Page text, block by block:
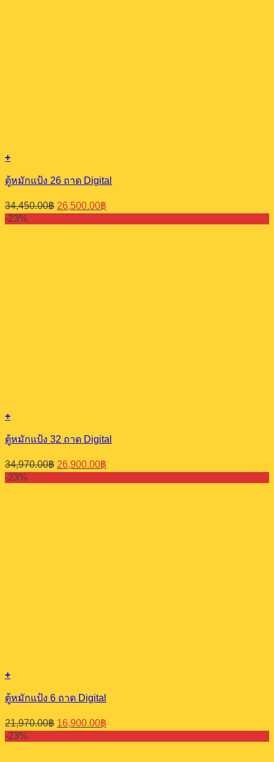
+
ตู้หมักแป้ง 26 ถาด Digital
34,450.00฿ Original
price
was:
26,500.00฿
price
is:
-23%
+
ตู้หมักแป้ง 32 ถาด Digital
34,970.00฿ Original
price
was:
26,900.00฿
price
is:
-23%
+
ตู้หมักแป้ง 6 ถาด Digital
21,970.00฿ Original
price
was:
16,900.00฿
price
is:
-23%